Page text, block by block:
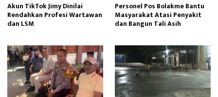
Akun TikTok Jimy Dinilai
Rendahkan Profesi Wartawan
dan LSM
Personel Pos Bolakme Bantu
Masyarakat Atasi Penyakit
dan Bangun Tali Asih